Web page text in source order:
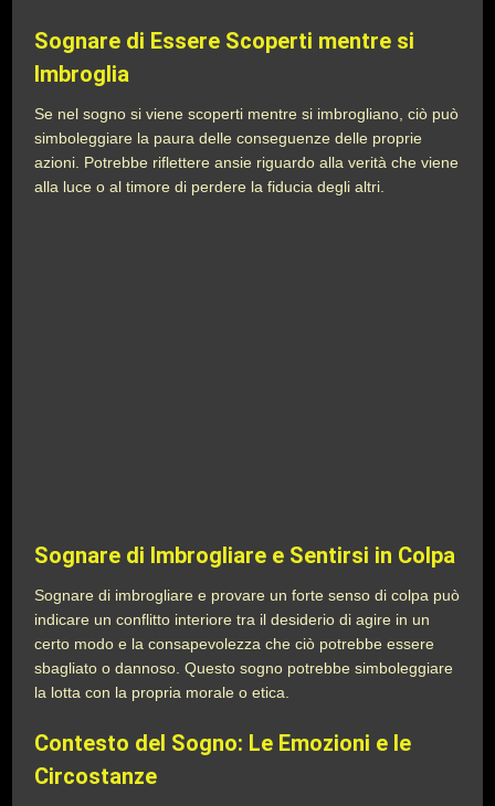
Sognare di Essere Scoperti mentre si
Imbroglia
Se nel sogno si viene scoperti mentre si imbrogliano, ciò può
simboleggiare la paura delle conseguenze delle proprie
azioni. Potrebbe riflettere ansie riguardo alla verità che viene
alla luce o al timore di perdere la fiducia degli altri.
Sognare di Imbrogliare e Sentirsi in Colpa
Sognare di imbrogliare e provare un forte senso di colpa può
indicare un conflitto interiore tra il desiderio di agire in un
certo modo e la consapevolezza che ciò potrebbe essere
sbagliato o dannoso. Questo sogno potrebbe simboleggiare
la lotta con la propria morale o etica.
Contesto del Sogno: Le Emozioni e le
Circostanze